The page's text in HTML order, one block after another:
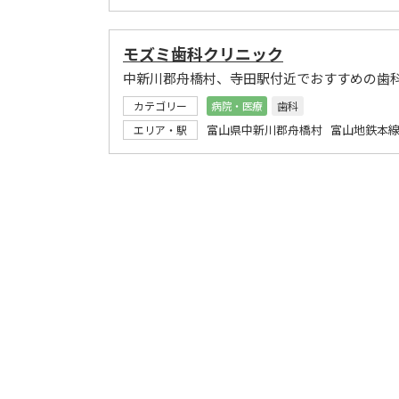
モズミ歯科クリニック
中新川郡舟橋村、寺田駅付近でおすすめの歯
カテゴリー 病院・医療
歯科
エリア・駅
富山県中新川郡舟橋村 富山地鉄本